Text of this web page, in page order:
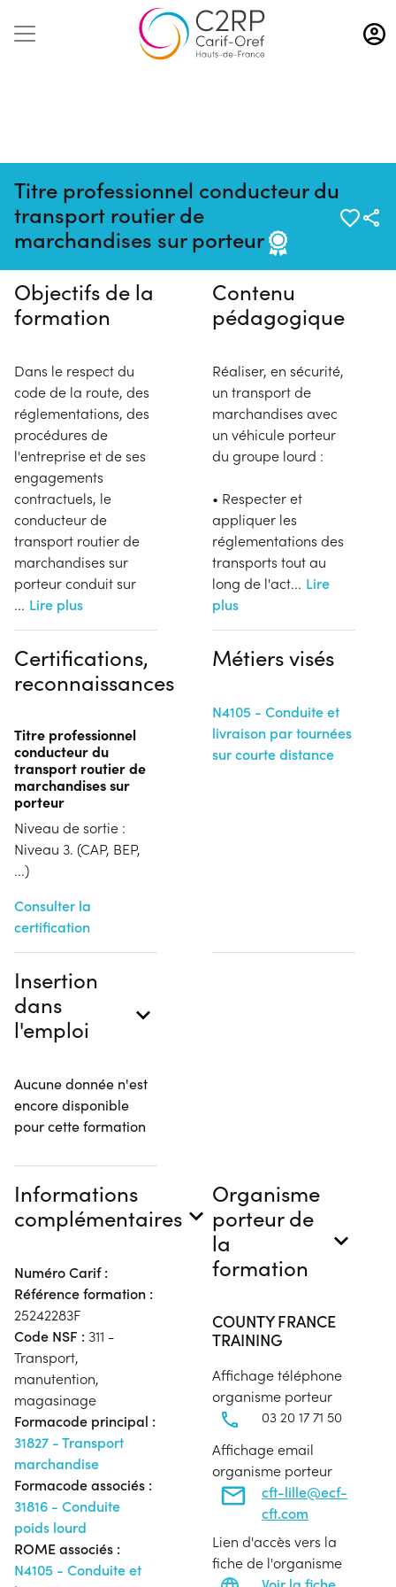
Aller
au
contenu
Titre professionnel conducteur du
transport routier de
marchandises sur porteur
Pas de session programmée en
ce moment
Objectifs de la
formation
Dans le respect du
code de la route, des
réglementations, des
procédures de
l'entreprise et de ses
engagements
contractuels, le
conducteur de
transport routier de
marchandises sur
porteur conduit sur
... Lire plus
Contenu
pédagogique
Réaliser, en sécurité,
un transport de
marchandises avec
un véhicule porteur
du groupe lourd :
• Respecter et
appliquer les
réglementations des
transports tout au
long de l'act... Lire
plus
Certifications,
reconnaissances
Titre professionnel
conducteur du
transport routier de
marchandises sur
porteur
Niveau de sortie :
Niveau 3. (CAP, BEP,
...)
Consulter la
certification
Métiers visés
N4105 - Conduite et
livraison par tournées
sur courte distance
Insertion
dans
l'emploi
Aucune donnée n'est
encore disponible
pour cette formation
Informations
complémentaires
Numéro Carif :
Référence formation :
25242283F
Code NSF : 311 -
Transport,
manutention,
magasinage
Formacode principal :
31827 - Transport
marchandise
Formacode associés :
31816 - Conduite
poids lourd
ROME associés :
N4105 - Conduite et
Organisme
porteur de
la
formation
COUNTY FRANCE
TRAINING
Affichage téléphone
organisme porteur
03 20 17 71 50
Affichage email
organisme porteur
cft-lille@ecf-
cft.com
Lien d'accès vers la
fiche de l'organisme